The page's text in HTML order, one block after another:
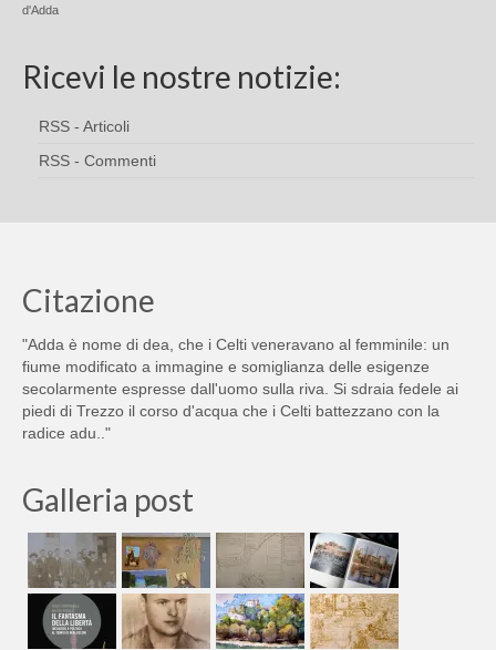
d'Adda
Ricevi le nostre notizie:
RSS - Articoli
RSS - Commenti
Citazione
"Adda è nome di dea, che i Celti veneravano al femminile: un
fiume modificato a immagine e somiglianza delle esigenze
secolarmente espresse dall'uomo sulla riva. Si sdraia fedele ai
piedi di Trezzo il corso d'acqua che i Celti battezzano con la
radice adu.."
Galleria post